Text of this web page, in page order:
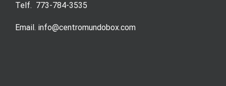
Telf. 773-784-3535
Email. info@centromundobox.com